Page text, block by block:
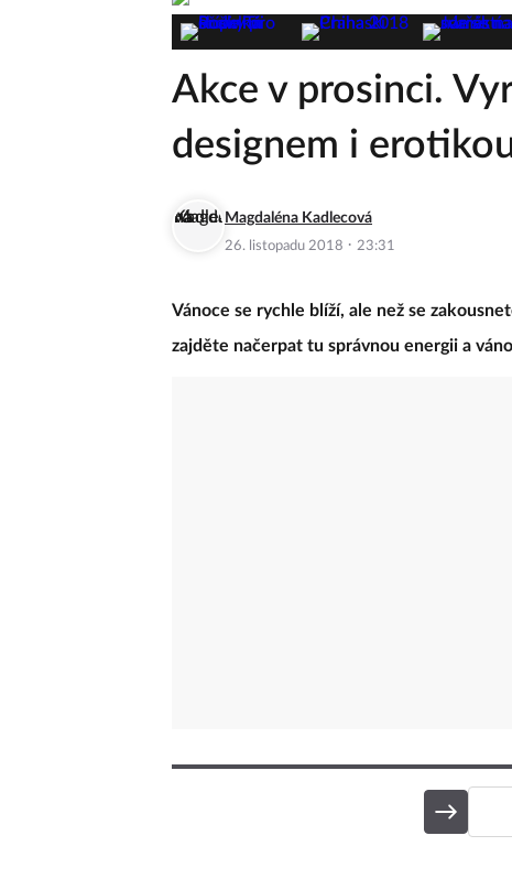
Akce v prosinci.
designem i
Magdaléna Kadlecová
26. listopadu 2018 · 23:31
Vánoce se rychle blíží, ale než se
zajděte načerpat tu správnou energii a